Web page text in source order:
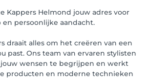
Kappers Helmond jouw adres voor
en persoonlijke aandacht.
draait alles om het creëren van een
past. Ons team van ervaren stylisten
wensen te begrijpen en werkt
producten en moderne technieken